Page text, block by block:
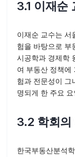
3.1 이재순
이재순 교수는 서
험을 바탕으로 부
시공학과 경제학
여 부동산 정책에
험과 전문성이 그
명되게 한 주요
3.2 학회의
한국부동산분석